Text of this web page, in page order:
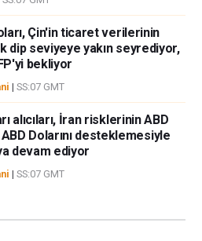
Çin'in ticaret verilerinin
dip seviyeye yakın seyrediyor,
bekliyor
| SS:07 GMT
alıcıları, İran risklerinin ABD
Dolarını desteklemesiyle
devam ediyor
| SS:07 GMT